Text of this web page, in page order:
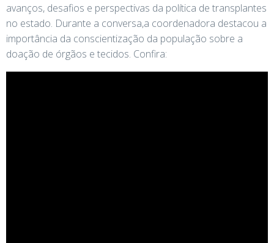
avanços, desafios e perspectivas da política de transplantes
no estado. Durante a conversa,a coordenadora destacou a
importância da conscientização da população sobre a
doação de órgãos e tecidos. Confira: